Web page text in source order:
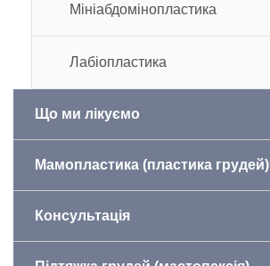
Мініабдомінопластика
Лабіопластика
Що ми лікуємо
Мамопластика (пластика грудей)
Консультація